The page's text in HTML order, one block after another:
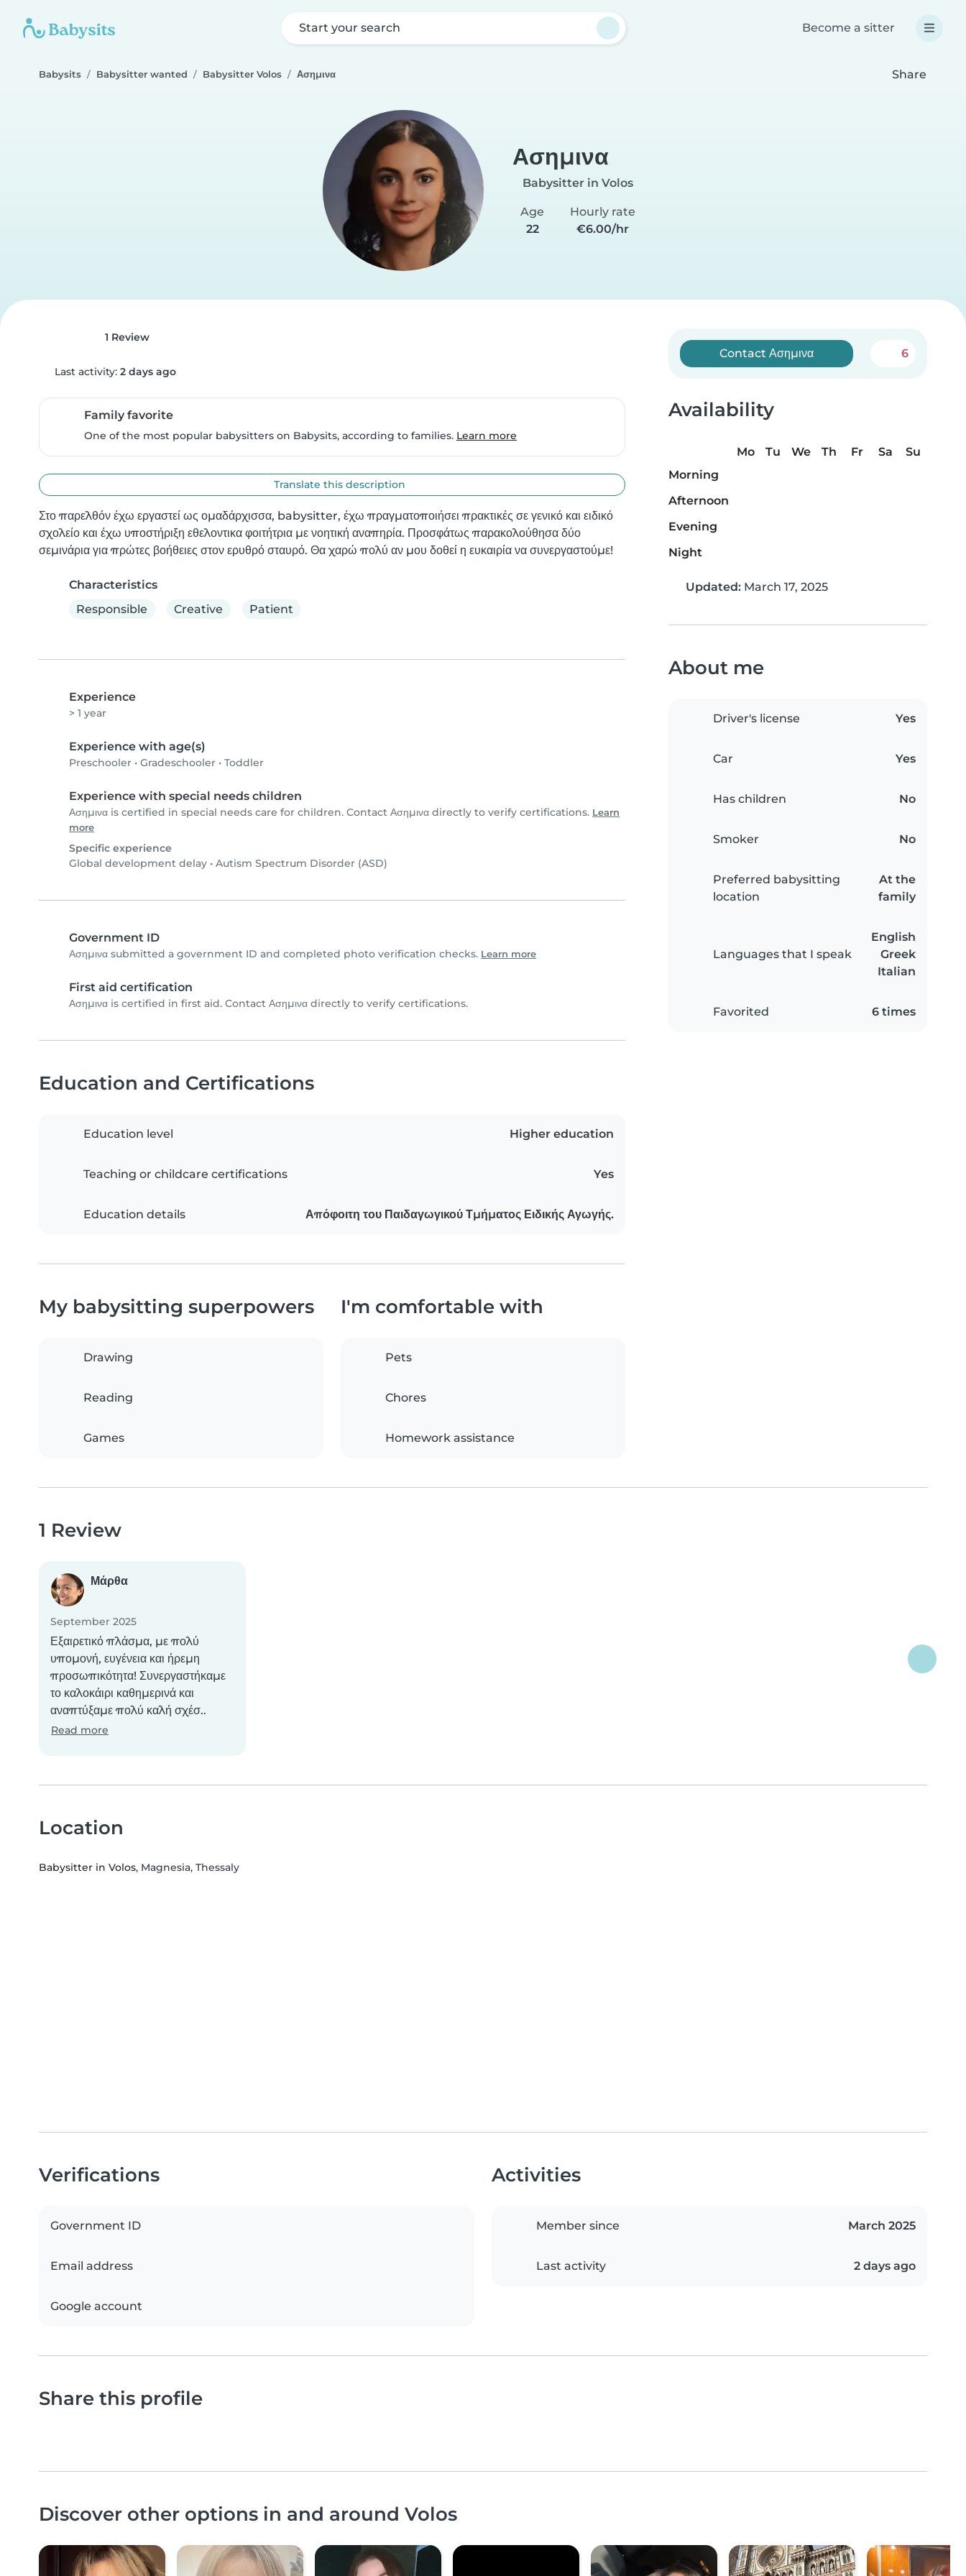
Start your search Become a sitter
Babysits Babysitter wanted Babysitter Volos Ασημινα Share
Ασημινα
Babysitter in Volos
Age
22
Hourly rate
€6.00/hr
1 Review
Last activity: 2 days ago
Family favorite
One of the most popular babysitters on Babysits, according to families. Learn more
Translate this description
Στο παρελθόν έχω εργαστεί ως ομαδάρχισσα, babysitter, έχω πραγματοποιήσει πρακτικές σε γενικό και ειδικό
σχολείο και έχω υποστήριξη εθελοντικα φοιτήτρια με νοητική αναπηρία. Προσφάτως παρακολούθησα δύο
σεμινάρια για πρώτες βοήθειες στον ερυθρό σταυρό. Θα χαρώ πολύ αν μου δοθεί η ευκαιρία να συνεργαστούμε!
Characteristics
Responsible
Creative Patient
Experience
> 1 year
Experience with age(s)
Preschooler • Gradeschooler • Toddler
Experience with special needs children
Ασημινα is certified in special needs care for children. Contact Ασημινα directly to verify certifications. Learn
more
Specific experience
Global development delay • Autism Spectrum Disorder (ASD)
Government ID
Ασημινα submitted a government ID and completed photo verification checks. Learn more
First aid certification
Ασημινα is certified in first aid. Contact Ασημινα directly to verify certifications.
Contact Ασημινα 6
Availability
Mo Tu We Th Fr Sa
Su
Morning
Afternoon
Evening
Night
Updated: March 17, 2025
About me
Driver's license Yes
Car Yes
Has children No
Smoker No
Preferred babysitting
location
At the
family
Languages that I speak
English
Greek
Italian
Favorited 6 times
Education and Certifications
Education level Higher education
Teaching or childcare certifications Yes
Education details Απόφοιτη του Παιδαγωγικού Τμήματος Ειδικής Αγωγής.
My babysitting superpowers
Drawing
Reading
Games
I'm comfortable with
Pets
Chores
Homework assistance
1 Review
Μάρθα
September 2025
Εξαιρετικό πλάσμα, με πολύ
υπομονή, ευγένεια και ήρεμη
προσωπικότητα! Συνεργαστήκαμε
το καλοκάιρι καθημερινά και
αναπτύξαμε πολύ καλή σχέσ..
Read more
Location
Babysitter in Volos, Magnesia, Thessaly
Verifications
Government ID
Email address
Google account
Activities
Member since March 2025
Last activity 2 days ago
Share this profile
Discover other options in and around Volos